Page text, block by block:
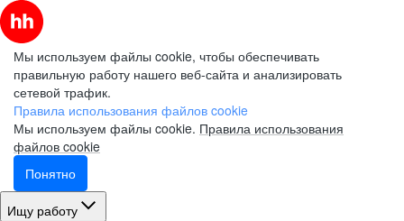
Мы используем файлы cookie, чтобы обеспечивать
правильную работу нашего веб-сайта и анализировать
сетевой трафик.
Правила использования файлов cookie
Мы используем файлы cookie. Правила использования
файлов cookie
Понятно
Ищу работу